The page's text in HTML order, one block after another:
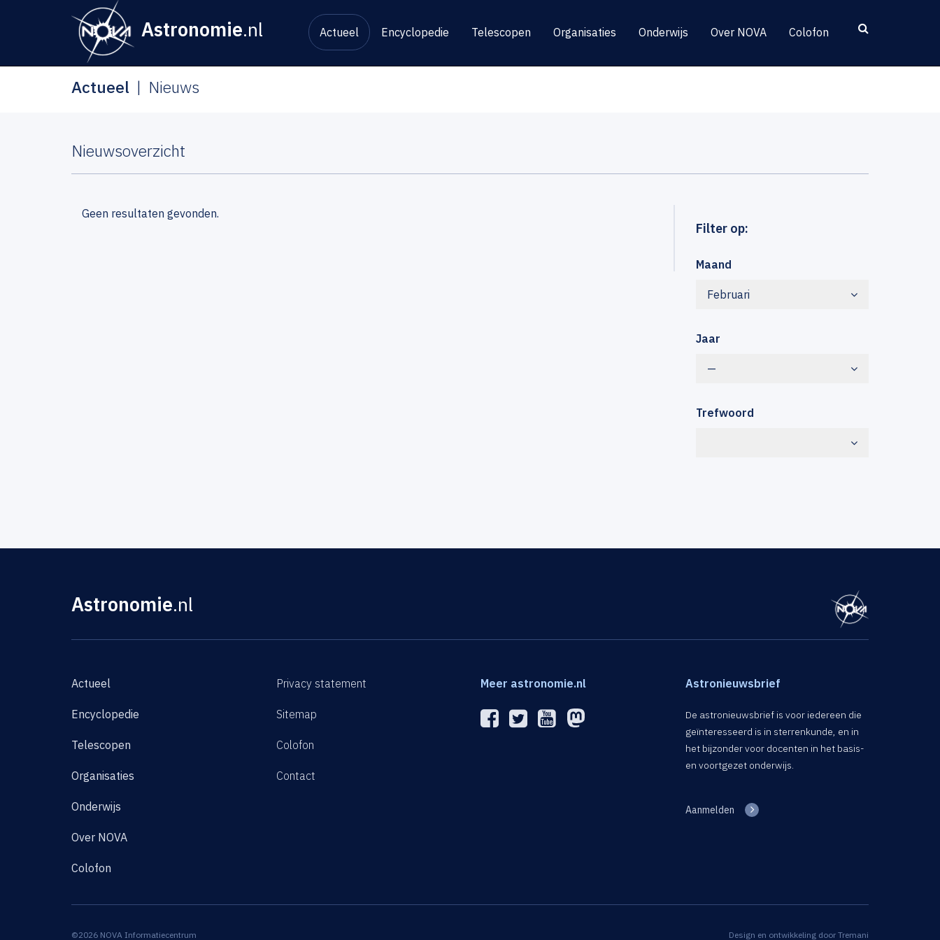
Astronomie.nl Actueel Encyclopedie Telescopen Organisaties Onderwijs Over NOVA Colofon
Actueel Nieuws
Nieuwsoverzicht
Filter op:
Maand
Februari
Jaar
—
Trefwoord
Geen resultaten gevonden.
Astronomie.nl
Actueel
Encyclopedie
Telescopen
Organisaties
Onderwijs
Over NOVA
Colofon
Privacy statement
Sitemap
Colofon
Contact
Meer astronomie.nl Astronieuwsbrief
De astronieuwsbrief is voor iedereen die
geïnteresseerd is in sterrenkunde, en in
het bijzonder voor docenten in het basis-
en voortgezet onderwijs.
Aanmelden
©2026 NOVA Informatiecentrum Design en ontwikkeling door Tremani